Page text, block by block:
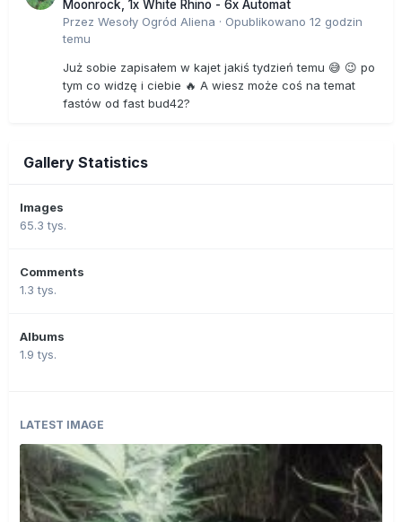
Moonrock, 1x White Rhino - 6x Automat
Przez Wesoły Ogród Aliena · Opublikowano 12 godzin
temu
Już sobie zapisałem w kajet jakiś tydzień temu 😅 😉 po
tym co widzę i ciebie 🔥 A wiesz może coś na temat
fastów od fast bud42?
Gallery Statistics
Images
65.3 tys.
Comments
1.3 tys.
Albums
1.9 tys.
LATEST IMAGE